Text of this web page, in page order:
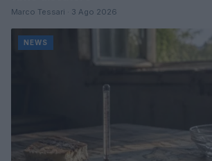
Marco Tessari · 3 Ago 2026
NEWS